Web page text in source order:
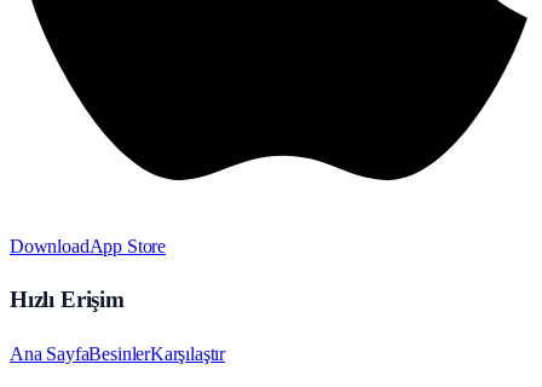
DownloadApp Store
Hızlı Erişim
Ana SayfaBesinlerKarşılaştır